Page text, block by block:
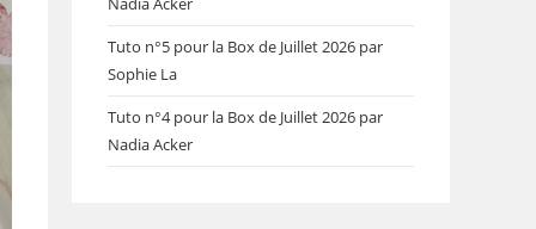
Tuto n°5 pour la Box de Juillet 2026 par
Sophie La
Tuto n°4 pour la Box de Juillet 2026 par
Nadia Acker